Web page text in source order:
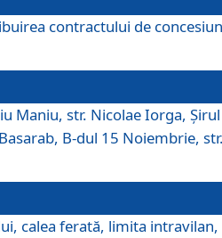
contractului de
Maniu, str. Nicolae Iorga,
B-dul 15 Noiembrie,
calea ferată, limita